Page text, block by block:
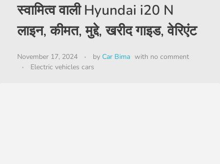
स्वामित्व वाली Hyundai i20 N
लाइन, कीमत, मुद्दे, खरीद गाइड, वेरिएंट
November 17, 2024 by Car Bima with no comment
Electric vehicles cars